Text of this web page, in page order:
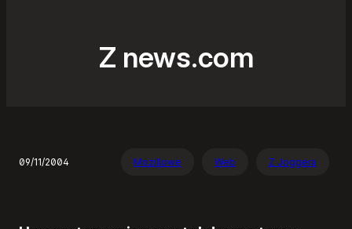
Z news.com
09/11/2004 Mozillowe Web Z Joggera